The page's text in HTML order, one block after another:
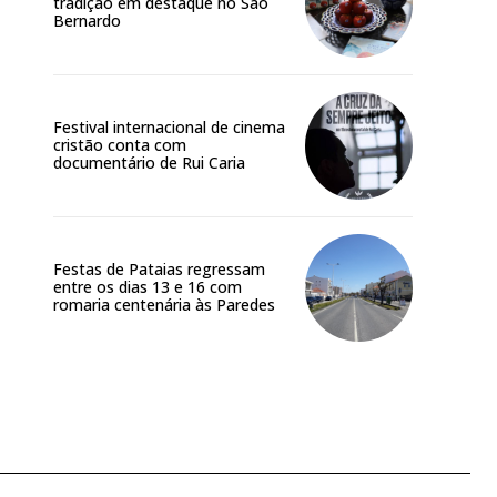
Bernardo
Festival internacional de cinema
cristão conta com
documentário de Rui Caria
Festas de Pataias regressam
entre os dias 13 e 16 com
romaria centenária às Paredes